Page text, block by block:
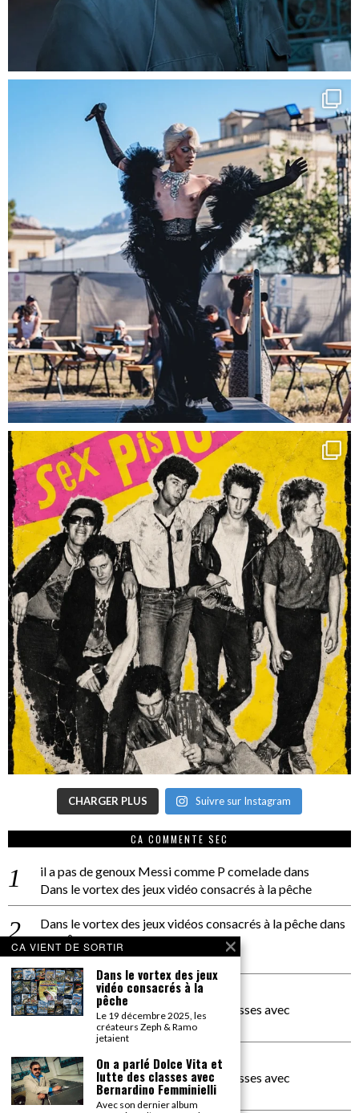
CHARGER PLUS Suivre sur Instagram
CA COMMENTE SEC
il a pas de genoux Messi comme P comeladedans
Dans le vortex des jeux vidéo consacrés à la pêche
Dans le vortex des jeux vidéos consacrés à la pêchedans
PACÔME THIELLEMENT
La séance d’Hip Gnose
La Patrie
dans
On a parlé Dolce Vita et lutte des classes avec
Bernardino Femminielli
carte noire negra à l'o tiededans
On a parlé Dolce Vita et lutte des classes avec
Bernardino Femminielli
CA VIENT DE SORTIR
Dans le vortex des jeux
vidéo consacrés à la
pêche
Le 19 décembre 2025, les
créateurs Zeph & Ramo
jetaient
On a parlé Dolce Vita et
lutte des classes avec
Bernardino Femminielli
Avec son dernier album